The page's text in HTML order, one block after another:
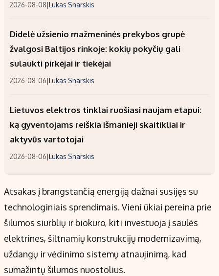
2026-08-08 Lukas Snarskis
Didelė užsienio mažmeninės prekybos grupė
žvalgosi Baltijos rinkoje: kokių pokyčių gali
sulaukti pirkėjai ir tiekėjai
2026-08-06 Lukas Snarskis
Lietuvos elektros tinklai ruošiasi naujam etapui:
ką gyventojams reiškia išmanieji skaitikliai ir
aktyvūs vartotojai
2026-08-06 Lukas Snarskis
Atsakas į brangstančią energiją dažnai susijęs su
technologiniais sprendimais. Vieni ūkiai pereina prie
šilumos siurblių ir biokuro, kiti investuoja į saulės
elektrines, šiltnamių konstrukcijų modernizavimą,
uždangų ir vėdinimo sistemų atnaujinimą, kad
sumažintų šilumos nuostolius.